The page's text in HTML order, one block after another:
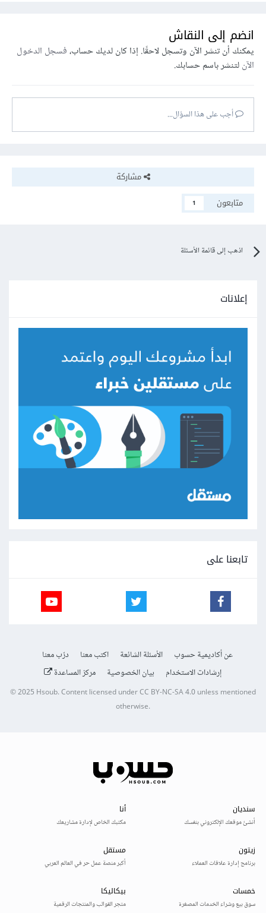
انضم إلى النقاش
يمكنك أن تنشر الآن وتسجل لاحقًا. إذا كان لديك حساب،فسجل الدخول
الآنلتنشر باسم حسابك.
أجب على هذا السؤال...
مشاركة
متابعون
1
اذهب إلى قائمة الأسئلة
إعلانات
تابعنا على
عن أكاديمية حسوب الأسئلة الشائعة اكتب معنا
درّب معنا
إرشادات الاستخدام
بيان الخصوصية مركز المساعدة
© 2025Hsoub.Content licensed underCC BY-NC-SA 4.0unless mentioned
otherwise.